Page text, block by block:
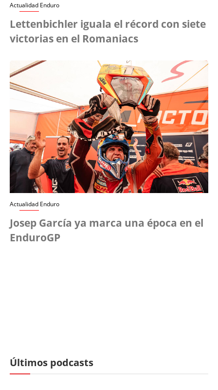
Actualidad Enduro
Lettenbichler iguala el récord con siete
victorias en el Romaniacs
Actualidad Enduro
Josep García ya marca una época en el
EnduroGP
Últimos podcasts